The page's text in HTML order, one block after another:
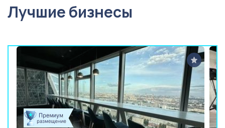
Лучшие бизнесы